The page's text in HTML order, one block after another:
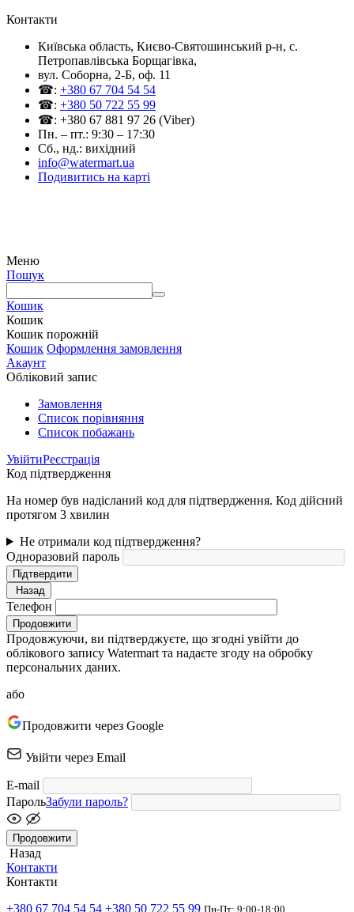
Контакти
Київська область, Києво-Святошинський р-н, c.
Петропавлівська Борщагівка,
вул. Соборна, 2-Б, оф. 11
☎: +380 67 704 54 54
☎: +380 50 722 55 99
☎: +380 67 881 97 26 (Viber)
Пн. – пт.: 9:30 – 17:30
Сб., нд.: вихідний
info@watermart.ua
Подивитись на карті
Меню
Пошук
Кошик
Кошик
Кошик порожній
Кошик Оформлення замовлення
Акаунт
Обліковий запис
Замовлення
Cписок порівняння
Список побажань
УвійтиРеєстрація
Код підтвердження
На номер був надісланий код для підтвердження. Код дійсний
протягом 3 хвилин
Не отримали код підтвердження?
Одноразовий пароль
Підтвердити
Назад
Телефон
Продовжити
Продовжуючи, ви підтверджуєте, що згодні увійти до
облікового запису Watermart та надаєте згоду на обробку
персональних даних.
або
Продовжити через Google
Увійти через Email
E-mail
ПарольЗабули пароль?
Продовжити
Назад
Контакти
Контакти
+380 67 704 54 54 +380 50 722 55 99 Пн-Пт: 9:00-18:00.